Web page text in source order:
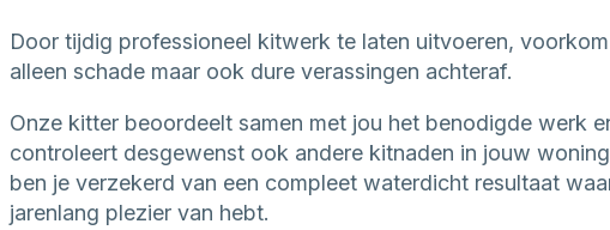
Door tijdig professioneel kitwerk te laten uitvoeren,
alleen schade maar ook dure verassingen achteraf.
Onze kitter beoordeelt samen met jou het benodigde werk
controleert desgewenst ook andere kitnaden in jouw
ben je verzekerd van een compleet waterdicht resultaat
jarenlang plezier van hebt.